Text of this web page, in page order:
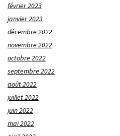
février 2023
janvier 2023
décembre 2022
novembre 2022
octobre 2022
septembre 2022
août 2022
juillet 2022
juin 2022
mai 2022